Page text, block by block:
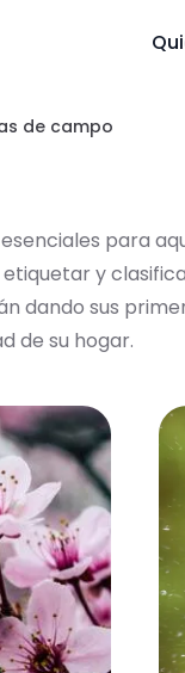
de campo
para
y
dando sus
de su hogar.